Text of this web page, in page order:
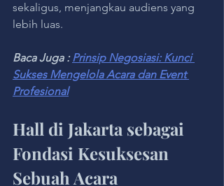
sekaligus, menjangkau audiens yang
lebih luas.
Baca Juga : Prinsip Negosiasi: Kunci
Sukses Mengelola Acara dan Event
Profesional
Hall di Jakarta sebagai
Fondasi Kesuksesan
Sebuah Acara